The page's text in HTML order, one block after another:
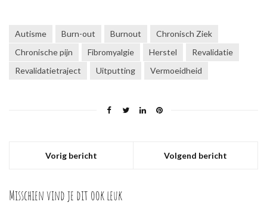
Autisme Burn-out Burnout
Chronisch Ziek
Chronische pijn
Fibromyalgie Herstel
Revalidatie
Revalidatietraject
Uitputting Vermoeidheid
Vorig bericht Volgend bericht
Misschien vind je dit ook leuk